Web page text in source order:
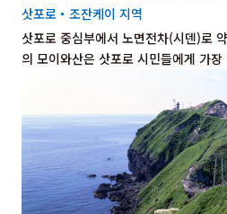
삿포로 중심부에서 노면전차(시덴)로
의 모이와산은 삿포로 시민들에게 가
삿포로・조잔케이 지역